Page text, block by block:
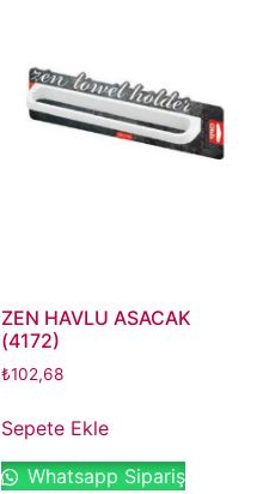
ZEN HAVLU ASACAK
(4172)
₺102,68
Sepete Ekle
Whatsapp Sipariş